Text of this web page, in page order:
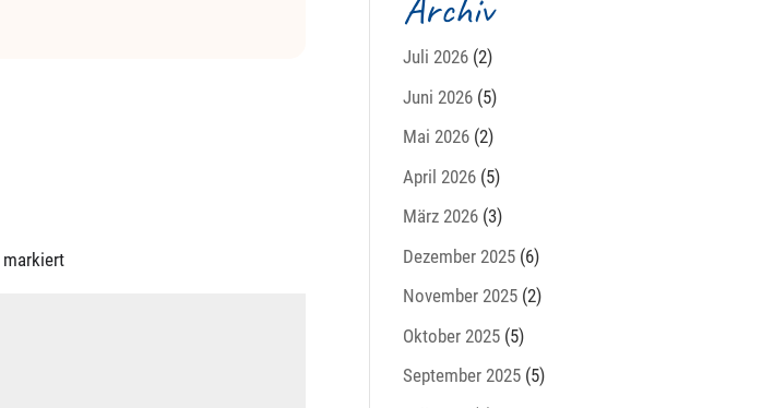
markiert
Juli 2026 (2)
Juni 2026 (5)
Mai 2026 (2)
April 2026 (5)
März 2026 (3)
Dezember 2025 (6)
November 2025 (2)
Oktober 2025 (5)
September 2025 (5)